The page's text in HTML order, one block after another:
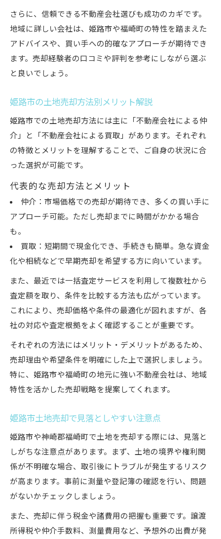
さらに、信頼できる不動産会社選びも成功のカギです。
地域に詳しい会社は、姫路市や福崎町の特性を踏まえた
アドバイスや、買い手への的確なアプローチが期待でき
ます。売却経験者の口コミや評判を参考にしながら選ぶ
と良いでしょう。
姫路市の土地売却方法別メリット解説
姫路市での土地売却方法には主に「不動産会社による仲
介」と「不動産会社による買取」があります。それぞれ
の特徴とメリットを理解することで、ご自身の状況に合
った選択が可能です。
代表的な売却方法とメリット
仲介：市場価格での売却が期待でき、多くの買い手に
アプローチ可能。ただし売却までに時間がかかる場合
も。
買取：短期間で現金化でき、手続きも簡単。急な資金
化や相続などで早期売却を希望する方に向いています。
また、最近では一括査定サービスを利用して複数社から
査定額を取り、条件を比較する方法も広がっています。
これにより、売却価格や条件の最適化が図れますが、各
社の対応や査定根拠をよく確認することが重要です。
それぞれの方法にはメリット・デメリットがあるため、
売却理由や希望条件を明確にした上で選択しましょう。
特に、姫路市や福崎町の地元に強い不動産会社は、地域
特性を活かした売却戦略を提案してくれます。
姫路市土地売却で見落としやすい注意点
姫路市や神崎郡福崎町で土地を売却する際には、見落と
しがちな注意点があります。まず、土地の境界や権利関
係が不明確な場合、取引後にトラブルが発生するリスク
が高まります。事前に測量や登記簿の確認を行い、問題
がないかチェックしましょう。
また、売却に伴う税金や諸費用の把握も重要です。譲渡
所得税や仲介手数料、測量費用など、予想外の出費が発